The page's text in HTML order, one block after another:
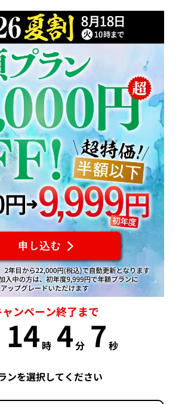
ンペーン終了まで
14 時 4分 6 秒
ンを選択してください